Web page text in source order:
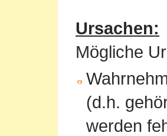
Ursachen:
Mögliche
(d.h.
werden